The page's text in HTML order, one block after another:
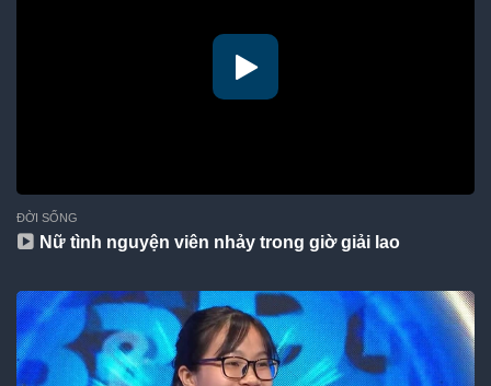
ĐỜI SỐNG
Nữ tình nguyện viên nhảy trong giờ giải lao